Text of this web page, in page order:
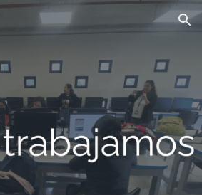
Skip to navigation